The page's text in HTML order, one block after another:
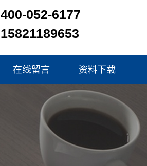
400-052-6177
15821189653
在线留言 资料下载